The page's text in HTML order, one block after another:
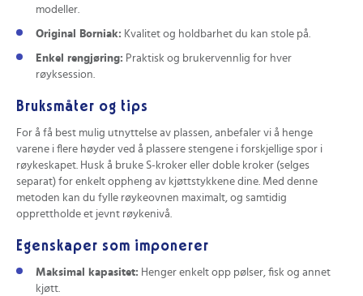
modeller.
Original Borniak: Kvalitet og holdbarhet du kan stole på.
Enkel rengjøring: Praktisk og brukervennlig for hver
røyksession.
Bruksmåter og tips
For å få best mulig utnyttelse av plassen, anbefaler vi å henge
varene i flere høyder ved å plassere stengene i forskjellige spor i
røykeskapet. Husk å bruke S-kroker eller doble kroker (selges
separat) for enkelt oppheng av kjøttstykkene dine. Med denne
metoden kan du fylle røykeovnen maximalt, og samtidig
opprettholde et jevnt røykenivå.
Egenskaper som imponerer
Maksimal kapasitet: Henger enkelt opp pølser, fisk og annet
kjøtt.